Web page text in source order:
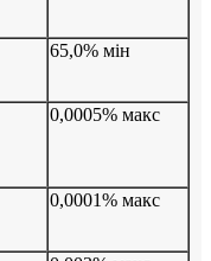
65,0% мін
0,0005% макс
0,0001% макс